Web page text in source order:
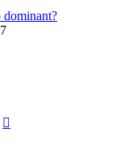
dominant?